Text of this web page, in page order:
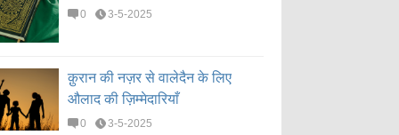
0 3-5-2025
क़ुरान की नज़र से वालेदैन के लिए
औलाद की ज़िम्मेदारियाँ
0 3-5-2025